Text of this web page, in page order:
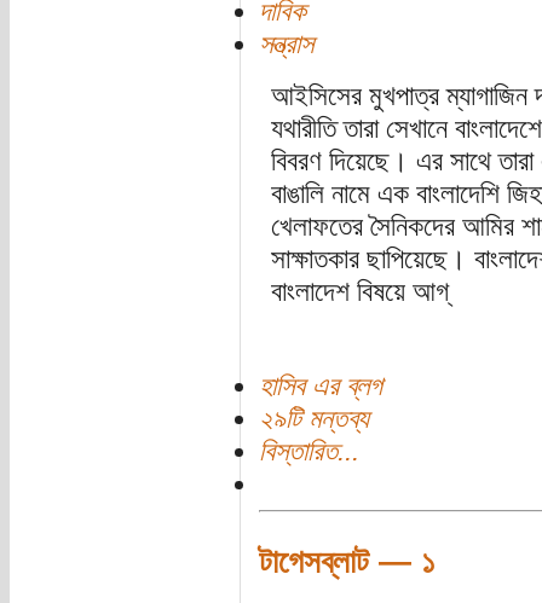
দাবিক
সন্ত্রাস
আইসিসের মুখপাত্র ম্যাগাজিন
যথারীতি তারা সেখানে
বিবরণ দিয়েছে। এর সাথে
বাঙালি নামে এক বাংলাদেশি
খেলাফতের সৈনিকদের আমির
সাক্ষাতকার ছাপিয়েছে।
বাংলাদেশ বিষয়ে আগ্
হাসিব এর ব্লগ
২৯টি মন্তব্য
বিস্তারিত...
টাগেসব্লাট — ১